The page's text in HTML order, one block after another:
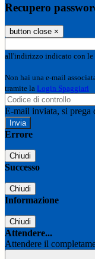
Recupero
button close ×
all'indirizzo indicato con le
Non hai una e-mail
tramite la Login Spaggiari
E-mail inviata, si prega
Errore
Chiudi
Successo
Chiudi
Informazione
Chiudi
Attendere...
Attendere il